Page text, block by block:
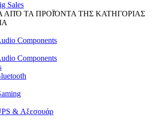
Sales
ΑΠΌ ΤΑ ΠΡΟΪΌΝΤΑ ΤΗΣ ΚΑΤΗΓΟΡΙΑΣ
Components
Components
& Αξεσουάρ